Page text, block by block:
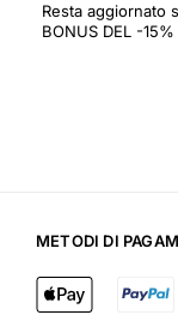
Resta aggiornato
BONUS DEL -
METODI DI